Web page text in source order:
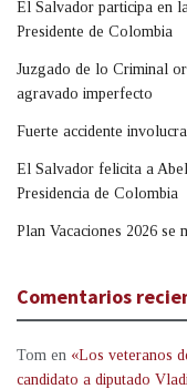
El Salvador participa en
Presidente de Colombia
Juzgado de lo Criminal
agravado imperfecto
Fuerte accidente
El Salvador felicita a
Presidencia de Colombia
Plan Vacaciones 2026 se
Comentarios
Tom en «Los veteranos
candidato a diputado